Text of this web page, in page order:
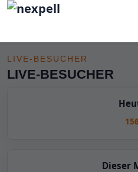
LIVE-BESUCHER
LIVE-BESUCHER
Dieser